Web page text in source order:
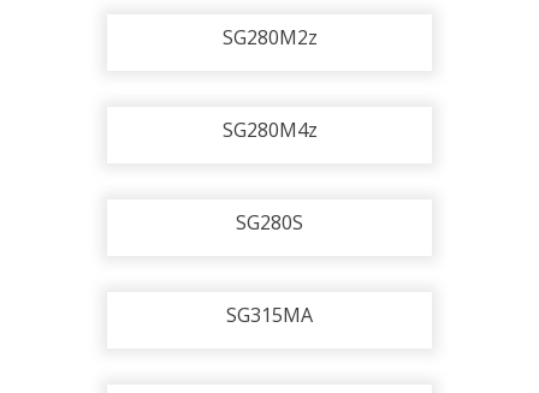
SG280M2z
SG280M4z
SG280S
SG315MA